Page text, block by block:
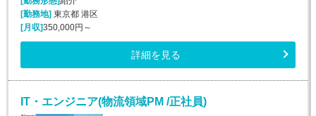
[勤務地] 東京都 港区
[月収]350,000円～
詳細を見る
IT・エンジニア(物流領域PM /正社員)